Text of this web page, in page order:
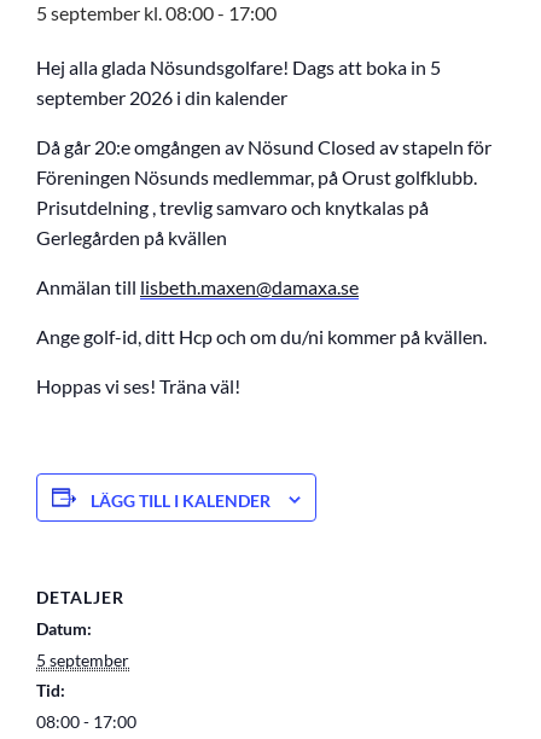
5 september kl. 08:00- 17:00
Hej alla glada Nösundsgolfare! Dags att boka in 5
september 2026 i din kalender
Då går 20:e omgången av Nösund Closed av stapeln för
Föreningen Nösunds medlemmar, på Orust golfklubb.
Prisutdelning , trevlig samvaro och knytkalas på
Gerlegården på kvällen
Anmälan till lisbeth.maxen@damaxa.se
Ange golf-id, ditt Hcp och om du/ni kommer på kvällen.
Hoppas vi ses! Träna väl!
LÄGG TILL I KALENDER
DETALJER
Datum:
5 september
Tid:
08:00 - 17:00